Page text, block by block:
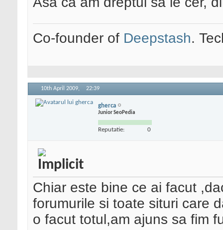
Co-founder of Deepstash.
10th April 2009, 22:39
gherca
Junior SeoPedia
Reputatie: 0
Chiar este bine ce ai facut
forumurile si toate situri care
o facut totul,am ajuns sa fim